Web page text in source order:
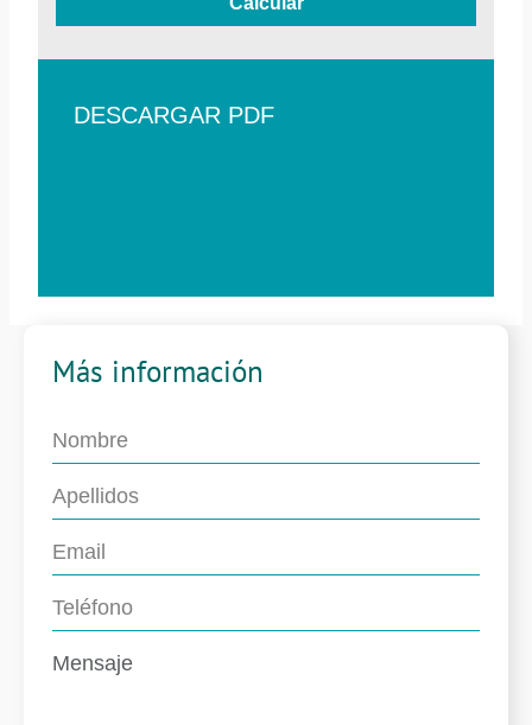
DESCARGAR PDF
Más información